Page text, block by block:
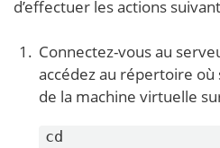
d’effectuer les actions
Connectez-vous au
accédez au répertoire
de la machine virtuelle
cd